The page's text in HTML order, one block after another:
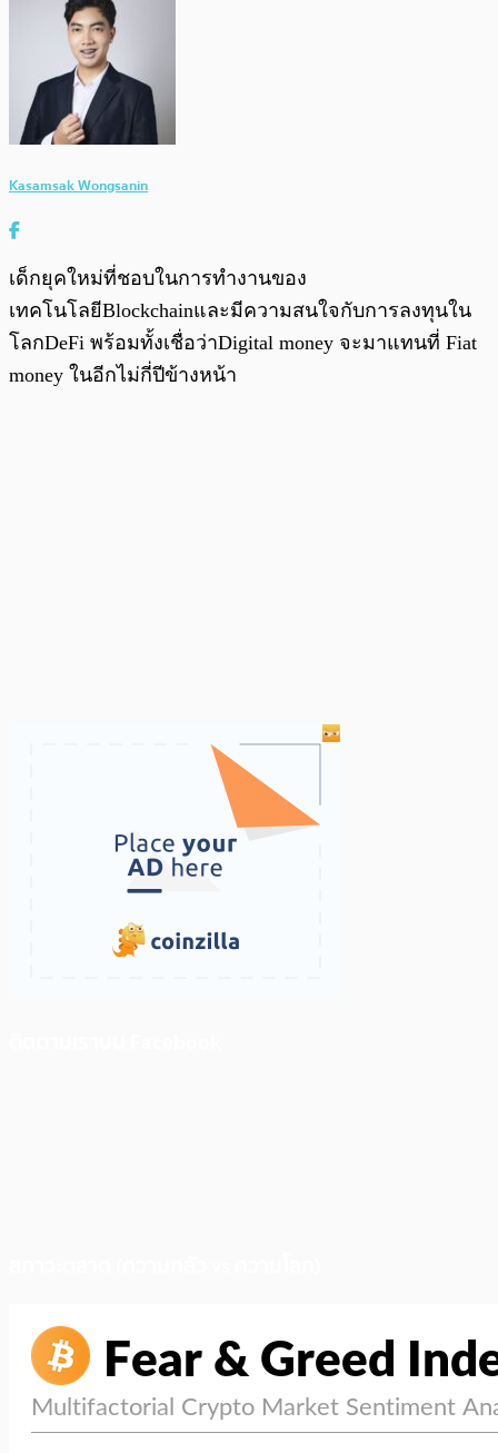
Kasamsak Wongsanin
เด็กยุคใหม่ที่ชอบในการทำงานของ
เทคโนโลยีBlockchainและมีความสนใจกับการลงทุนใน
โลกDeFi พร้อมทั้งเชื่อว่าDigital money จะมาแทนที่ Fiat
money ในอีกไม่กี่ปีข้างหน้า